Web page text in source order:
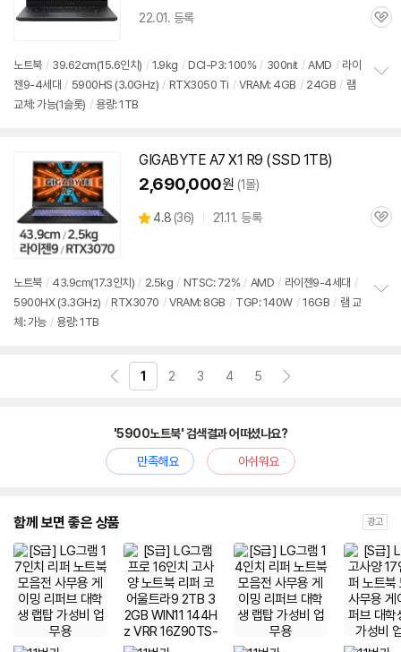
22.01. 등록
관
노트북 / 39.62cm(15.6인치) / 1.9kg / DCI-P3: 100% / 300nit / AMD / 라이
젠9-4세대 / 5900HS (3.0GHz) / RTX3050 Ti / VRAM: 4GB / 24GB / 램
교체: 가능(1슬롯) / 용량: 1TB
GIGABYTE A7 X1 R9 (SSD 1TB)
2,690,000원 (1몰)
별
4.8 (상
뷰
36) 21.11. 등록
관
노트북 / 43.9cm(17.3인치) / 2.5kg / NTSC: 72% / AMD / 라이젠9-4세대 /
5900HX (3.3GHz) / RTX3070 / VRAM: 8GB / TGP: 140W / 16GB / 램 교
체: 가능 / 용량: 1TB
1 2 3 4 5
'5900노트북' 검색결과 어떠셨나요?
만족해요
아쉬워요
함께 보면 좋은 상품 광고